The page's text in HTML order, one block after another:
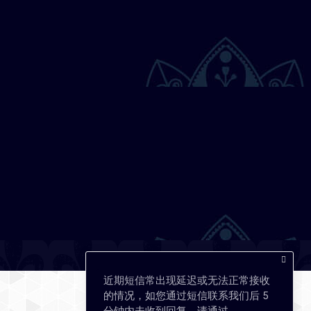
近期短信常出现延迟或无法正常接收
的情况，如您通过短信联系我们后 5